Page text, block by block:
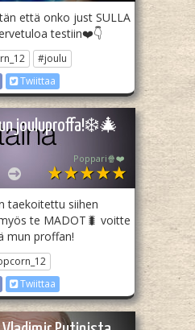
että onko just SULLA
testiin❤️👇
#joulu
Twiittaa
jouluproffa!❄️🎄
Poppari🍿❤️
taekoitettu siihen
te MADOT🐛 voitte
mun proffan!
Twiittaa